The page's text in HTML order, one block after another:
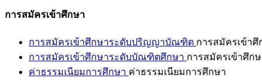
การสมัครเข้าศึกษา
การสมัครเข้าศึกษาระดับปริญญาบัณฑิต การสมัครเข้า
การสมัครเข้าศึกษาระดับบัณฑิตศึกษา การสมัครเข้าศึก
ค่าธรรมเนียมการศึกษา ค่าธรรมเนียมการศึกษา